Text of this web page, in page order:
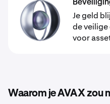
Je geld
de
voor
Waarom je AVAX zou